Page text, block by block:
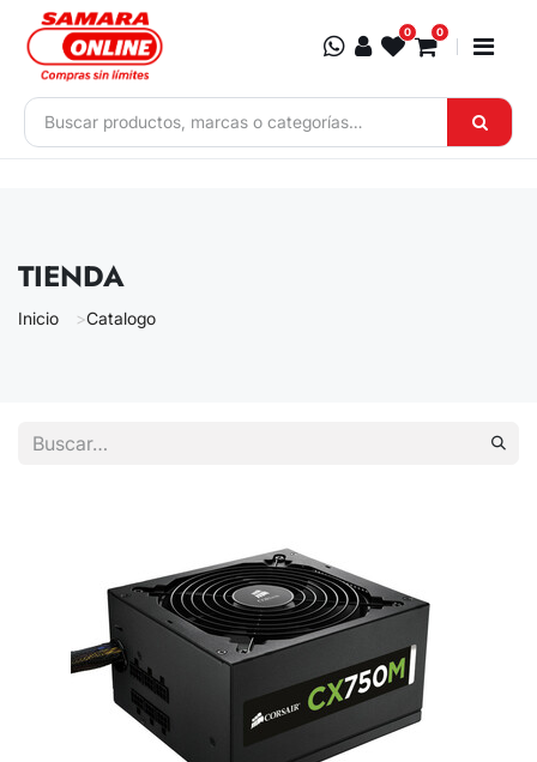
Ir al contenido
0 0
TIENDA
Inicio Catalogo